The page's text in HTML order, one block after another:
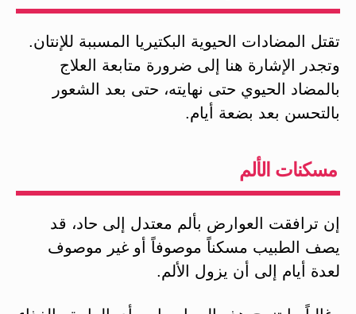
تقتل المضادات الحيوية البكتيريا المسببة للإنتان.
وتجدر الإشارة هنا إلى ضرورة متابعة العلاج
بالمضاد الحيوي حتى نهايته، حتى بعد الشعور
بالتحسن بعد بضعة أيام.
مسكنات الألم
إن ترافقت العوارض بألم معتدل إلى حاد، قد
يصف الطبيب مسكناً موصوفاً أو غير موصوف
لعدة أيام إلى أن يزول الألم.